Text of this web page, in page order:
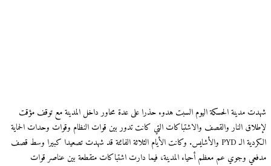
شهدت مدينة الحسكة اليوم السبت هدوء حذرا على عدة محاور داخل المدينة مع توقف مؤقت
لإطلاق النار والقصف والاشتباكات التي كانت تدور بين قوات النظام وقوات وحدات الحماية
الكردية الـ PYD والأشايس. وكانت الأيام الثلاثة الفائتة قد شهدت تصعيدا كبيرا وسط قصف
مدفعي وجوي عم معظم أحياء المدينة، فيما دارت اشتباكات متقطعة بين عناصر قوات